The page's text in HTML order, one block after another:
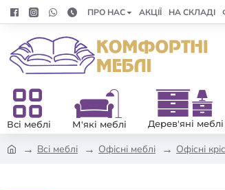
ПРО НАС АКЦІЇ НА СКЛАДІ
Всі меблі М'які меблі Дерев'яні меблі
Всі меблі Офісні меблі Офісні